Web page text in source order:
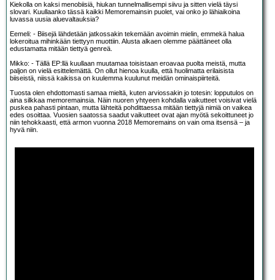
Kiekolla on kaksi menobiisiä, hiukan tunnelmallisempi siivu ja sitten vielä täysi
slovari. Kuullaanko tässä kaikki Memoremainsin puolet, vai onko jo lähiaikoina
luvassa uusia aluevaltauksia?
Eemeli: - Biisejä lähdetään jatkossakin tekemään avoimin mielin, emmekä halua
lokeroitua mihinkään tiettyyn muottiin. Alusta alkaen olemme päättäneet olla
edustamatta mitään tiettyä genreä.
Mikko: - Tällä EP:llä kuullaan muutamaa toisistaan eroavaa puolta meistä, mutta
paljon on vielä esittelemättä. On ollut hienoa kuulla, että huolimatta erilaisista
biiseistä, niissä kaikissa on kuulemma kuulunut meidän ominaispiirteitä.
Tuosta olen ehdottomasti samaa mieltä, kuten arviossakin jo totesin: lopputulos on
aina silkkaa memoremainsia. Näin nuoren yhtyeen kohdalla vaikutteet voisivat vielä
puskea pahasti pintaan, mutta lähteitä pohdittaessa mitään tiettyjä nimiä on vaikea
edes osoittaa. Vuosien saatossa saadut vaikutteet ovat ajan myötä sekoittuneet jo
niin tehokkaasti, että armon vuonna 2018 Memoremains on vain oma itsensä – ja
hyvä niin.